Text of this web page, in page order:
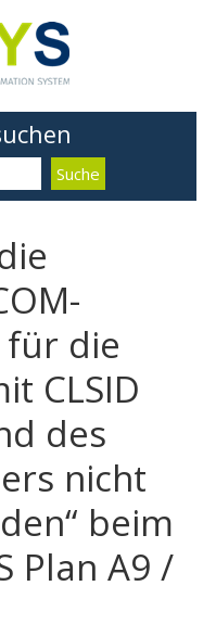
für die
CLSID
des
nicht
beim
Plan A9 /